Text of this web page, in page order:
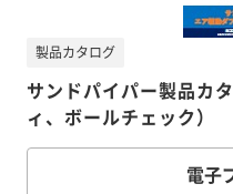
サンドパイパー製品カ
ィ、ボールチェック）
製品カタログ
電子